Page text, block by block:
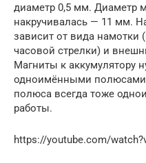
диаметр 0,5 мм. Диаметр
накручивалась — 11 мм.
зависит от вида намотки
часовой стрелки) и
Магниты к аккумулятору
одноимёнными
полюса всегда тоже
работы.
https://youtube.com/